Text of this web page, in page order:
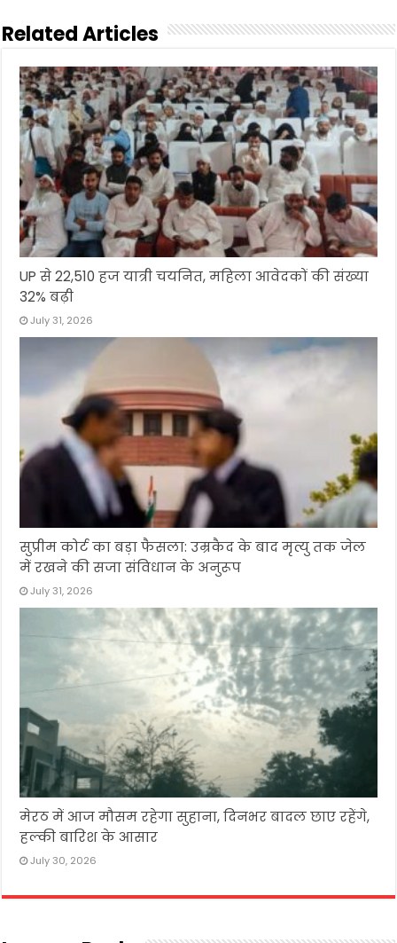
Related Articles
UP से 22,510 हज यात्री चयनित, महिला आवेदकों की संख्या
32% बढ़ी
July 31, 2026
सुप्रीम कोर्ट का बड़ा फैसला: उम्रकैद के बाद मृत्यु तक जेल
में रखने की सजा संविधान के अनुरूप
July 31, 2026
मेरठ में आज मौसम रहेगा सुहाना, दिनभर बादल छाए रहेंगे,
हल्की बारिश के आसार
July 30, 2026